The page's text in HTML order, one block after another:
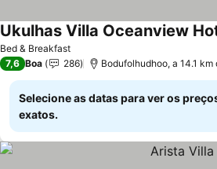
Bed & Breakfast
Ukulhas Villa Oceanview
7,6 Boa 286 Bodufolhudhoo, a 14.1 km
Selecione as datas para ver os
exatos.